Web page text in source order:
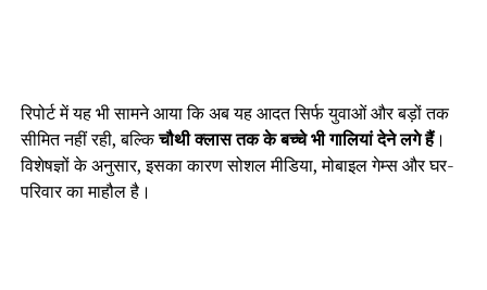
रिपोर्ट में यह भी सामने आया कि अब यह आदत सिर्फ युवाओं और बड़ों तक
सीमित नहीं रही, बल्किचौथी क्लास तक के बच्चे भी गालियां देने लगे हैं।
विशेषज्ञों के अनुसार, इसका कारण सोशल मीडिया, मोबाइल गेम्स और घर-
परिवार का माहौल है।